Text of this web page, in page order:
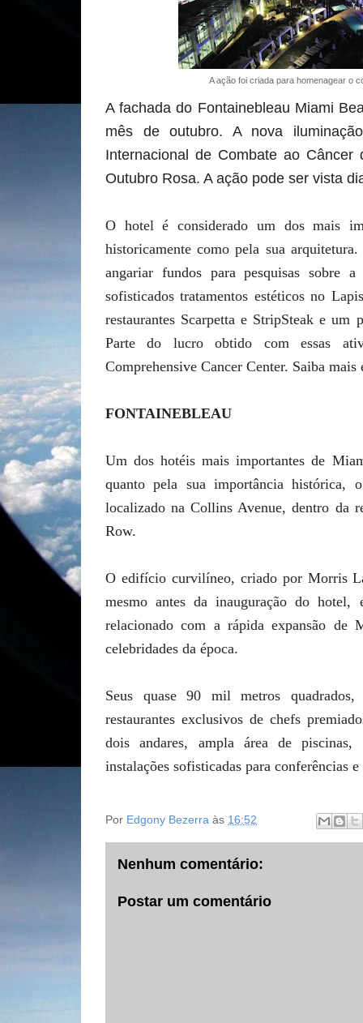
A ação foi criada para homenagear o
A fachada do Fontainebleau Miami
mês de outubro. A nova
Internacional de Combate ao
Outubro Rosa. A ação pode ser vista
O hotel é considerado um dos mais
historicamente como pela sua
angariar fundos para pesquisas sobre
sofisticados tratamentos estéticos no
restaurantes Scarpetta e StripSteak e um
Parte do lucro obtido com essas
Comprehensive Cancer Center. Saiba
FONTAINEBLEAU
Um dos hotéis mais importantes de
quanto pela sua importância histórica,
localizado na Collins Avenue, dentro da
Row.
O edifício curvilíneo, criado por Morris
mesmo antes da inauguração do
relacionado com a rápida expansão de
celebridades da época.
Seus quase 90 mil metros
restaurantes exclusivos de chefs
dois andares, ampla área de
instalações sofisticadas para conferências e
Por Edgony Bezerra às 16:52
Nenhum comentário:
Postar um comentário